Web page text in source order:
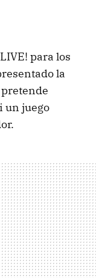
para los
la
pretende
un juego